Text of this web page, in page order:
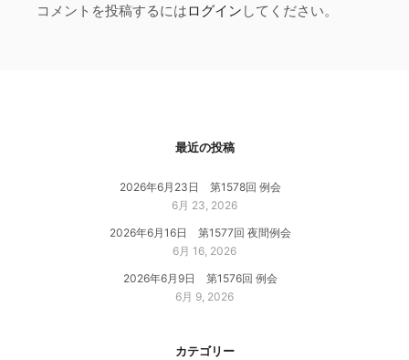
コメントを投稿するにはログイン してください。
最近の投稿
2026年6月23日 第1578回 例会
6月 23, 2026
2026年6月16日 第1577回 夜間例会
6月 16, 2026
2026年6月9日 第1576回 例会
6月 9, 2026
カテゴリー